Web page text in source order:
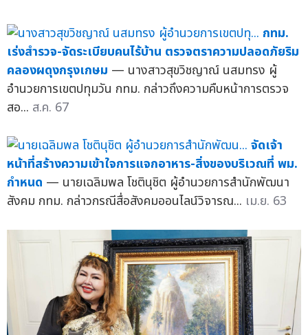
กทม.
เร่งสำรวจ-จัดระเบียบคนไร้บ้าน ตรวจตราความปลอดภัยริม
คลองผดุงกรุงเกษม — นางสาวสุขวิชญาณ์ นสมทรง ผู้
อำนวยการเขตปทุมวัน กทม. กล่าวถึงความคืบหน้าการตรวจ
สอ... ส.ค. 67
จัดเจ้า
หน้าที่สร้างความเข้าใจการแจกอาหาร-สิ่งของบริเวณที่ พม.
กำหนด — นายเฉลิมพล โชตินุชิต ผู้อำนวยการสำนักพัฒนา
สังคม กทม. กล่าวกรณีสื่อสังคมออนไลน์วิจารณ... เม.ย. 63